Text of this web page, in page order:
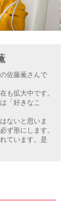
佐藤薫さんで
も拡大中です。
「好きなこ
ないと思いま
ず形にします。
ています。是